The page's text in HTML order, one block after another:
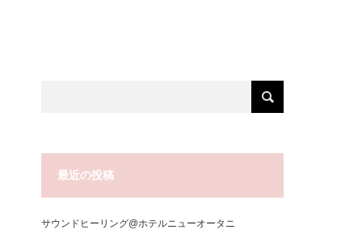
最近の投稿
サウンドヒーリング@ホテルニューオータニ